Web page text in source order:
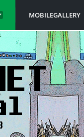
MOBILEGALLERY